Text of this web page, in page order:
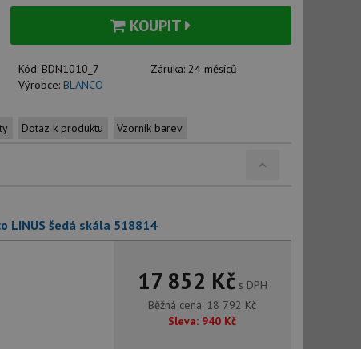
KOUPIT
Kód: BDN1010_7 Záruka:24 měsíců
Výrobce: BLANCO
Dotaz k produktu Vzorník barev
LINUS šedá skála 518814
17 852 Kčs DPH
Běžná cena: 18 792 Kč
Sleva: 940 Kč